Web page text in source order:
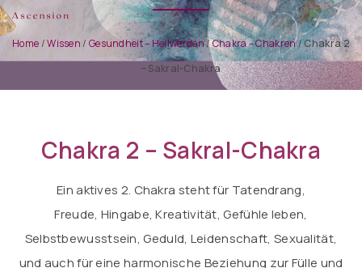
Home /Wissen / Gesundheit – Heilwerden/Chakra – Chakren/Chakra 2
– Sakral-Chakra
Chakra 2 – Sakral-Chakra
Ein aktives 2. Chakra steht für Tatendrang,
Freude, Hingabe, Kreativität, Gefühle leben,
Selbstbewusstsein, Geduld, Leidenschaft, Sexualität,
und auch für eine harmonische Beziehung zur Fülle und